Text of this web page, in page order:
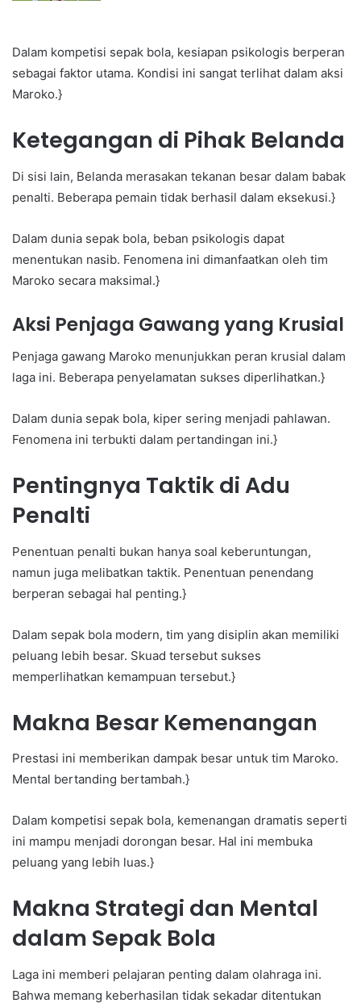
Dalam kompetisi sepak bola, kesiapan psikologis berperan
sebagai faktor utama. Kondisi ini sangat terlihat dalam aksi
Maroko.}
Ketegangan di Pihak Belanda
Di sisi lain, Belanda merasakan tekanan besar dalam babak
penalti. Beberapa pemain tidak berhasil dalam eksekusi.}
Dalam dunia sepak bola, beban psikologis dapat
menentukan nasib. Fenomena ini dimanfaatkan oleh tim
Maroko secara maksimal.}
Aksi Penjaga Gawang yang Krusial
Penjaga gawang Maroko menunjukkan peran krusial dalam
laga ini. Beberapa penyelamatan sukses diperlihatkan.}
Dalam dunia sepak bola, kiper sering menjadi pahlawan.
Fenomena ini terbukti dalam pertandingan ini.}
Pentingnya Taktik di Adu
Penalti
Penentuan penalti bukan hanya soal keberuntungan,
namun juga melibatkan taktik. Penentuan penendang
berperan sebagai hal penting.}
Dalam sepak bola modern, tim yang disiplin akan memiliki
peluang lebih besar. Skuad tersebut sukses
memperlihatkan kemampuan tersebut.}
Makna Besar Kemenangan
Prestasi ini memberikan dampak besar untuk tim Maroko.
Mental bertanding bertambah.}
Dalam kompetisi sepak bola, kemenangan dramatis seperti
ini mampu menjadi dorongan besar. Hal ini membuka
peluang yang lebih luas.}
Makna Strategi dan Mental
dalam Sepak Bola
Laga ini memberi pelajaran penting dalam olahraga ini.
Bahwa memang keberhasilan tidak sekadar ditentukan